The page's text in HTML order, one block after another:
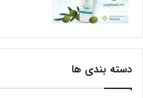
دسته بندی ها